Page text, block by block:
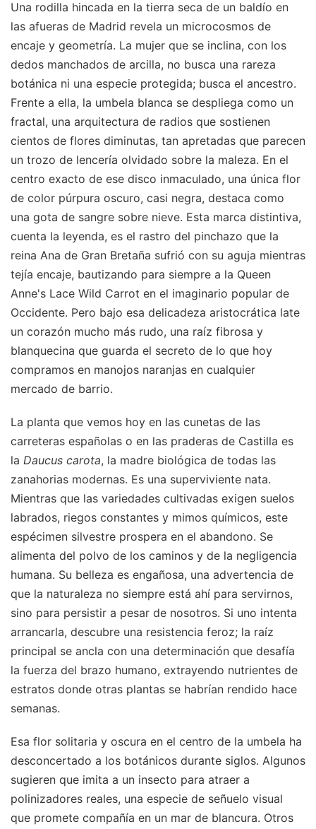
Una rodilla hincada en la tierra seca de un baldío en
las afueras de Madrid revela un microcosmos de
encaje y geometría. La mujer que se inclina, con los
dedos manchados de arcilla, no busca una rareza
botánica ni una especie protegida; busca el ancestro.
Frente a ella, la umbela blanca se despliega como un
fractal, una arquitectura de radios que sostienen
cientos de flores diminutas, tan apretadas que parecen
un trozo de lencería olvidado sobre la maleza. En el
centro exacto de ese disco inmaculado, una única flor
de color púrpura oscuro, casi negra, destaca como
una gota de sangre sobre nieve. Esta marca distintiva,
cuenta la leyenda, es el rastro del pinchazo que la
reina Ana de Gran Bretaña sufrió con su aguja mientras
tejía encaje, bautizando para siempre a la Queen
Anne's Lace Wild Carrot en el imaginario popular de
Occidente. Pero bajo esa delicadeza aristocrática late
un corazón mucho más rudo, una raíz fibrosa y
blanquecina que guarda el secreto de lo que hoy
compramos en manojos naranjas en cualquier
mercado de barrio.
La planta que vemos hoy en las cunetas de las
carreteras españolas o en las praderas de Castilla es
la Daucus carota, la madre biológica de todas las
zanahorias modernas. Es una superviviente nata.
Mientras que las variedades cultivadas exigen suelos
labrados, riegos constantes y mimos químicos, este
espécimen silvestre prospera en el abandono. Se
alimenta del polvo de los caminos y de la negligencia
humana. Su belleza es engañosa, una advertencia de
que la naturaleza no siempre está ahí para servirnos,
sino para persistir a pesar de nosotros. Si uno intenta
arrancarla, descubre una resistencia feroz; la raíz
principal se ancla con una determinación que desafía
la fuerza del brazo humano, extrayendo nutrientes de
estratos donde otras plantas se habrían rendido hace
semanas.
Esa flor solitaria y oscura en el centro de la umbela ha
desconcertado a los botánicos durante siglos. Algunos
sugieren que imita a un insecto para atraer a
polinizadores reales, una especie de señuelo visual
que promete compañía en un mar de blancura. Otros